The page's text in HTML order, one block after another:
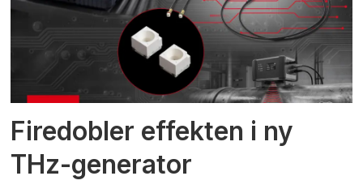
Firedobler effekten i ny
THz-generator